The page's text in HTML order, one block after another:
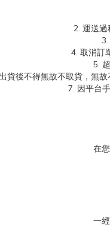
2. 運送過
4. 取消訂
5.
貨後不得無故不取貨，無
7. 因平台
在
一